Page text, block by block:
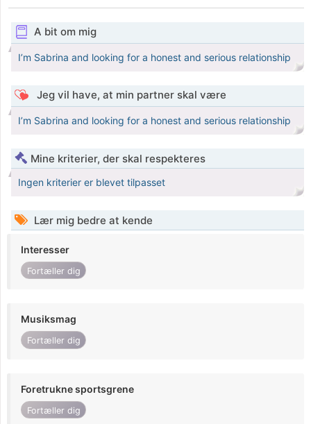
A bit om mig
I’m Sabrina and looking for a honest and serious relationship
Jeg vil have, at min partner skal være
I’m Sabrina and looking for a honest and serious relationship
Mine kriterier, der skal respekteres
Ingen kriterier er blevet tilpasset
Lær mig bedre at kende
Interesser
Fortæller dig
Musiksmag
Fortæller dig
Foretrukne sportsgrene
Fortæller dig